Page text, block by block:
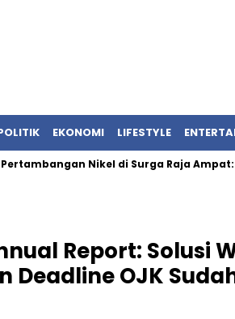
EKONOMI LIFESTYLE
Nikel di Surga Raja Ampat:
Report: Solusi
Deadline OJK